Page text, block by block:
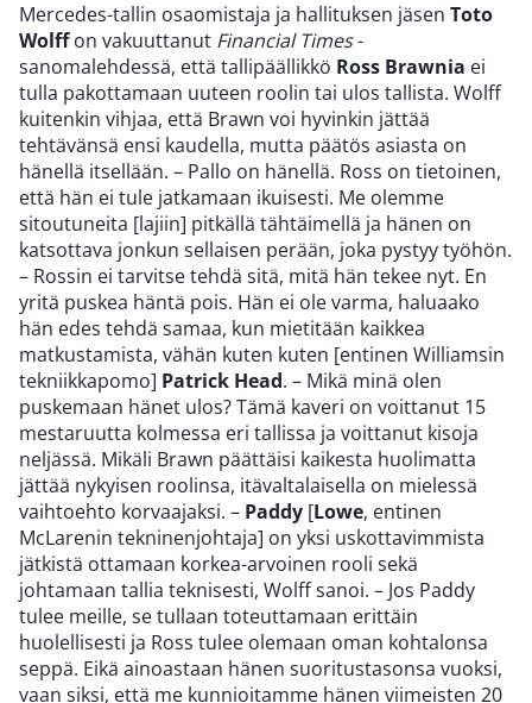
Mercedes-tallin osaomistaja ja hallituksen jäsen Toto
Wolffon vakuuttanut Financial Times-
sanomalehdessä, että tallipäällikkö Ross Brawnia ei
tulla pakottamaan uuteen roolin tai ulos tallista. Wolff
kuitenkin vihjaa, että Brawn voi hyvinkin jättää
tehtävänsä ensi kaudella, mutta päätös asiasta on
hänellä itsellään. – Pallo on hänellä. Ross on tietoinen,
että hän ei tule jatkamaan ikuisesti. Me olemme
sitoutuneita [lajiin] pitkällä tähtäimellä ja hänen on
katsottava jonkun sellaisen perään, joka pystyy työhön.
– Rossin ei tarvitse tehdä sitä, mitä hän tekee nyt. En
yritä puskea häntä pois. Hän ei ole varma, haluaako
hän edes tehdä samaa, kun mietitään kaikkea
matkustamista, vähän kuten kuten [entinen Williamsin
tekniikkapomo] Patrick Head. – Mikä minä olen
puskemaan hänet ulos? Tämä kaveri on voittanut 15
mestaruutta kolmessa eri tallissa ja voittanut kisoja
neljässä. Mikäli Brawn päättäisi kaikesta huolimatta
jättää nykyisen roolinsa, itävaltalaisella on mielessä
vaihtoehto korvaajaksi. – Paddy [Lowe, entinen
McLarenin tekninenjohtaja] on yksi uskottavimmista
jätkistä ottamaan korkea-arvoinen rooli sekä
johtamaan tallia teknisesti, Wolff sanoi. – Jos Paddy
tulee meille, se tullaan toteuttamaan erittäin
huolellisesti ja Ross tulee olemaan oman kohtalonsa
seppä. Eikä ainoastaan hänen suoritustasonsa vuoksi,
vaan siksi, että me kunnioitamme hänen viimeisten 20